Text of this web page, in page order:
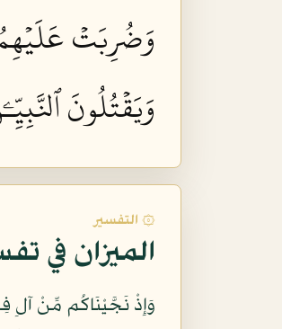
وَضُرِبَتۡ عَلَيۡهِمُ
وَيَقۡتُلُونَ
۞ التفسير
الميزان في